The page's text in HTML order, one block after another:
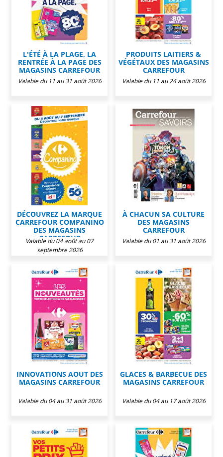
L'ÉTÉ À LA PLAGE, LA
RENTRÉE À LA PAGE DES
MAGASINS CARREFOUR
Valable du 11 au 31 août 2026
PRODUITS LAITIERS &
VÉGÉTAUX DES MAGASINS
CARREFOUR
Valable du 11 au 24 août 2026
DÉCOUVREZ LA MARQUE
CARREFOUR COMPANINO
DES MAGASINS
CARREFOUR
Valable du 04 août au 07
septembre 2026
À CHACUN SA CULTURE
DES MAGASINS
CARREFOUR
Valable du 01 au 31 août 2026
INNOVATIONS AOUT DES
MAGASINS CARREFOUR
Valable du 04 au 31 août 2026
GLACES & BARBECUE DES
MAGASINS CARREFOUR
Valable du 04 au 17 août 2026